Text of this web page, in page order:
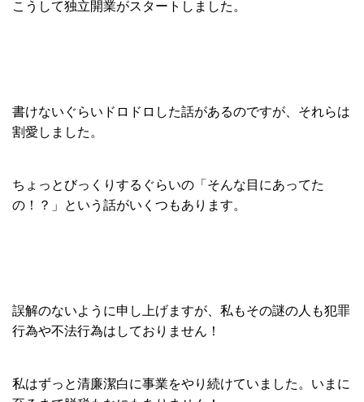
こうして独立開業がスタートしました。
書けないぐらいドロドロした話があるのですが、それらは
割愛しました。
ちょっとびっくりするぐらいの「そんな目にあってた
の！？」という話がいくつもあります。
誤解のないように申し上げますが、私もその謎の人も犯罪
行為や不法行為はしておりません！
私はずっと清廉潔白に事業をやり続けていました。いまに